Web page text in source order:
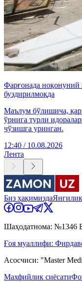
Фарғонада ноқонуний
буздирилмоқда
Маълум бўлишича,
ўрнига турли
чўзишга уринган.
12:40 / 10.08.2026
Лента
Биз ҳақимизда
Шаҳодатнома: №1346
Ғоя муаллифи:
Асосчиси: "Master
Махфийлик сиёсати